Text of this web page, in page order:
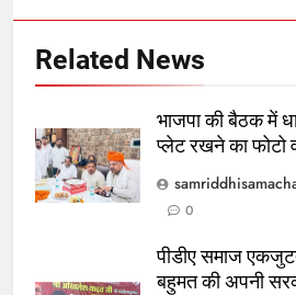
Related News
भाजपा की बैठक में
प्लेट रखने का फोटो
0
पीडीए समाज
बहुमत की अपनी